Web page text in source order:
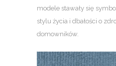
modele stawały się
stylu życia i dbałości o
domowników.